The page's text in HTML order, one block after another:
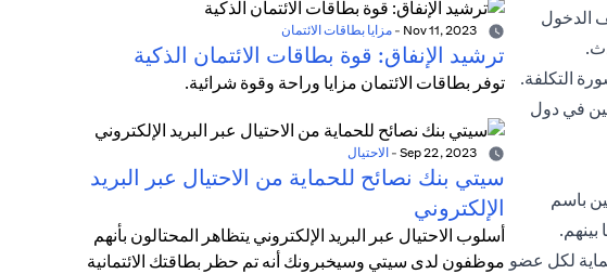
الدخول
التكلفة.
في دول
باسم
لكل عضو
- مزايا بطاقات الائتمان
ترشيد الإنفاق: قوة بطاقات الائتمان الذكية
توفر بطاقات الائتمان مزايا وراحة وقوة شرائية.
- الاحتيال
سيتي بنك نصائح للحماية من الاحتيال عبر البريد
الإلكتروني
أسلوب الاحتيال عبر البريد الإلكتروني يتظاهر المحتالون بأنهم
موظفون لدى سيتي وسيخبرونك أنه تم حظر بطاقتك الائتمانية